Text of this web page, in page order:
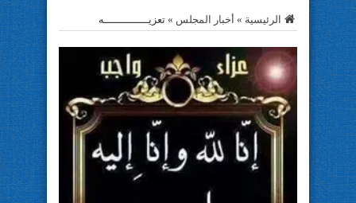
الرئيسية » أخبار المجلس » تعزيــــــــــــــه